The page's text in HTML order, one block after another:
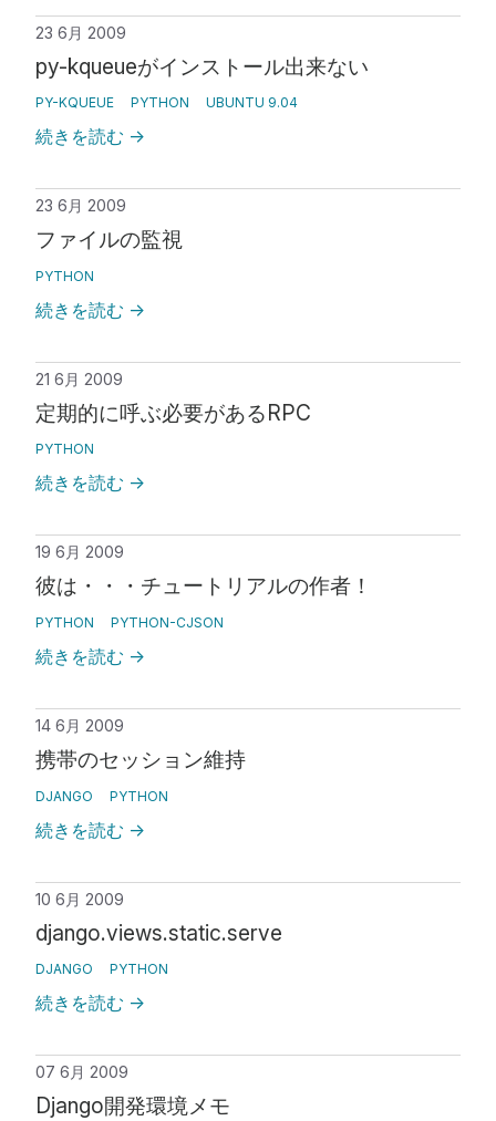
23 6月 2009
py-kqueueがインストール出来ない
PY-KQUEUE PYTHON UBUNTU 9.04
続きを読む →
23 6月 2009
ファイルの監視
PYTHON
続きを読む →
21 6月 2009
定期的に呼ぶ必要があるRPC
PYTHON
続きを読む →
19 6月 2009
彼は・・・チュートリアルの作者！
PYTHON PYTHON-CJSON
続きを読む →
14 6月 2009
携帯のセッション維持
DJANGO PYTHON
続きを読む →
10 6月 2009
django.views.static.serve
DJANGO PYTHON
続きを読む →
07 6月 2009
Django開発環境メモ